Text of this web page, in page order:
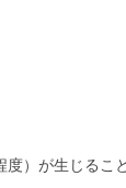
）が生じるこ